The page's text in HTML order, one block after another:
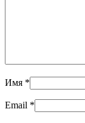
Имя *
Email *